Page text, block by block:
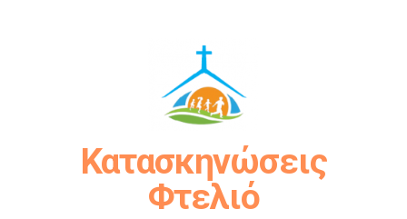
Κατασκηνώσεις
Φτελιό